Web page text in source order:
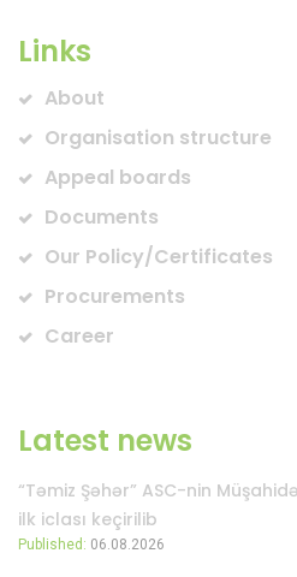
Links
About
Organisation structure
Appeal boards
Documents
Our Policy/Certificates
Procurements
Career
Latest news
“Təmiz Şəhər” ASC-nin
ilk iclası keçirilib
Published: 06.08.2026